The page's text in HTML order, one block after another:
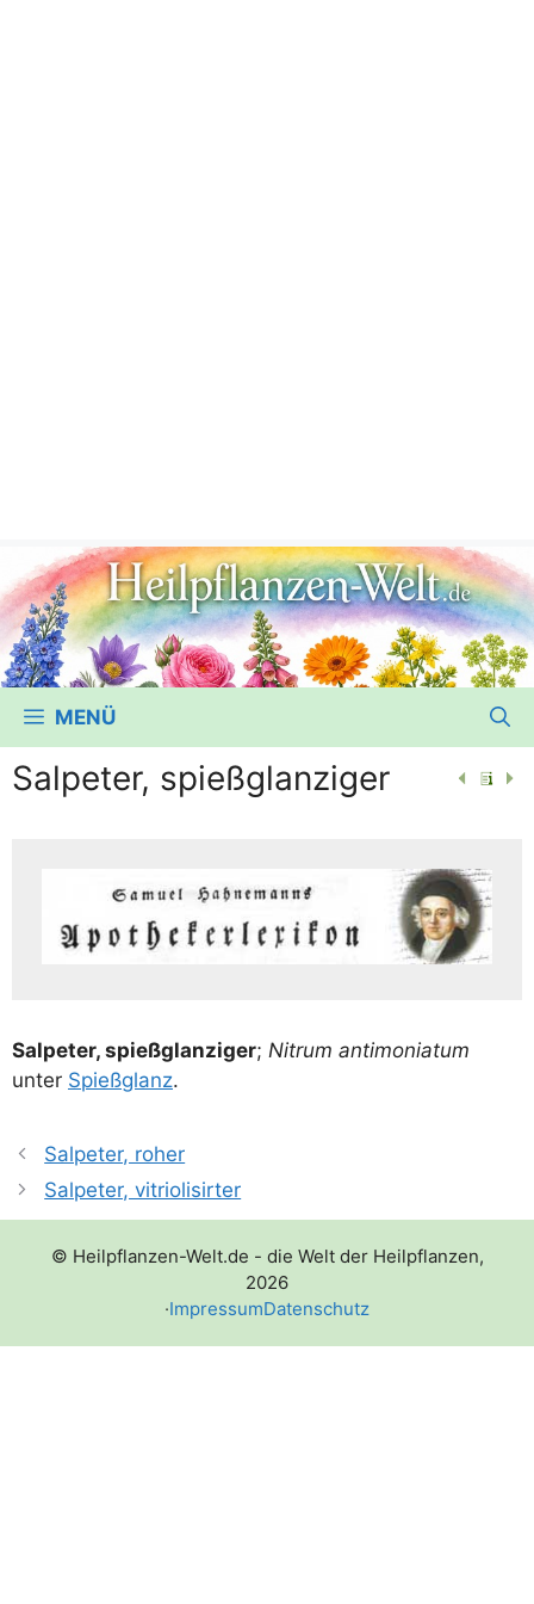
MENÜ
Salpeter, spießglanziger
Sal­pe­ter, spieß­glan­zi­ger; Nitrum anti­mo­nia­tum
unter Spieß­glanz.
Salpeter, roher
Salpeter, vitriolisirter
© Heilpflanzen-Welt.de - die Welt der Heilpflanzen,
2026
·ImpressumDatenschutz